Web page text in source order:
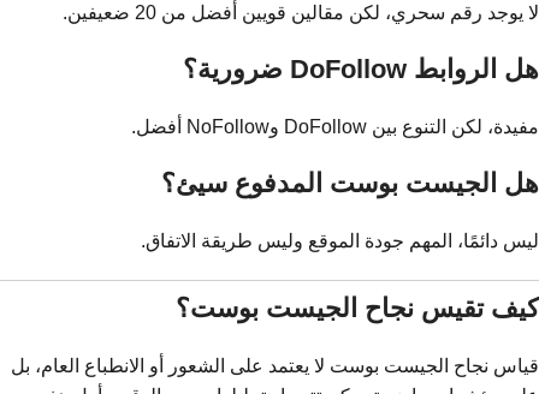
لا يوجد رقم سحري، لكن مقالين قويين أفضل من 20 ضعيفين.
هل الروابط DoFollow ضرورية؟
مفيدة، لكن التنوع بين DoFollow وNoFollow أفضل.
هل الجيست بوست المدفوع سيئ؟
ليس دائمًا، المهم جودة الموقع وليس طريقة الاتفاق.
كيف تقيس نجاح الجيست بوست؟
قياس نجاح الجيست بوست لا يعتمد على الشعور أو الانطباع العام، بل